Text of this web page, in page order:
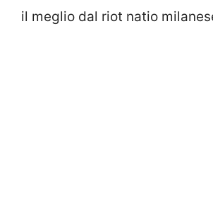
il meglio dal riot natio